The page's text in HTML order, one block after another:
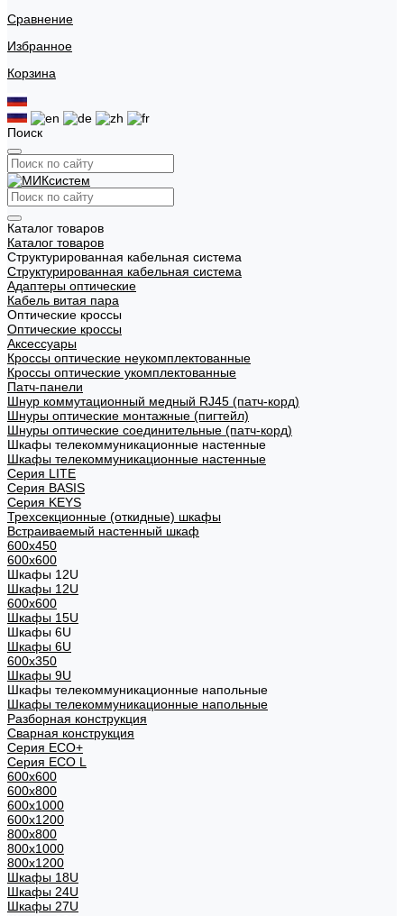
Сравнение
Избранное
Корзина
Поиск
Каталог товаров
Каталог товаров
Структурированная кабельная система
Структурированная кабельная система
Адаптеры оптические
Кабель витая пара
Оптические кроссы
Оптические кроссы
Аксессуары
Кроссы оптические неукомплектованные
Кроссы оптические укомплектованные
Патч-панели
Шнур коммутационный медный RJ45 (патч-корд)
Шнуры оптические монтажные (пигтейл)
Шнуры оптические соединительные (патч-корд)
Шкафы телекоммуникационные настенные
Шкафы телекоммуникационные настенные
Cерия LITE
Cерия BASIS
Cерия KEYS
Трехсекционные (откидные) шкафы
Встраиваемый настенный шкаф
600x450
600x600
Шкафы 12U
Шкафы 12U
600x600
Шкафы 15U
Шкафы 6U
Шкафы 6U
600x350
Шкафы 9U
Шкафы телекоммуникационные напольные
Шкафы телекоммуникационные напольные
Разборная конструкция
Сварная конструкция
Серия ECO+
Серия ECO L
600x600
600x800
600х1000
600х1200
800x800
800х1000
800х1200
Шкафы 18U
Шкафы 24U
Шкафы 27U